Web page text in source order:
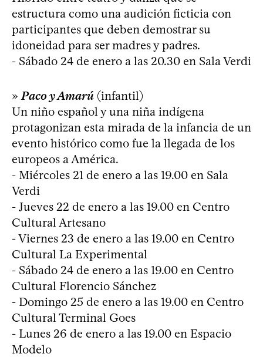
estructura como una audición ficticia con
participantes que deben demostrar su
idoneidad para ser madres y padres.
- Sábado 24 de enero a las 20.30 en Sala Verdi
» Paco y Amarú (infantil)
Un niño español y una niña indígena
protagonizan esta mirada de la infancia de un
evento histórico como fue la llegada de los
europeos a América.
- Miércoles 21 de enero a las 19.00 en Sala
Verdi
- Jueves 22 de enero a las 19.00 en Centro
Cultural Artesano
- Viernes 23 de enero a las 19.00 en Centro
Cultural La Experimental
- Sábado 24 de enero a las 19.00 en Centro
Cultural Florencio Sánchez
- Domingo 25 de enero a las 19.00 en Centro
Cultural Terminal Goes
- Lunes 26 de enero a las 19.00 en Espacio
Modelo